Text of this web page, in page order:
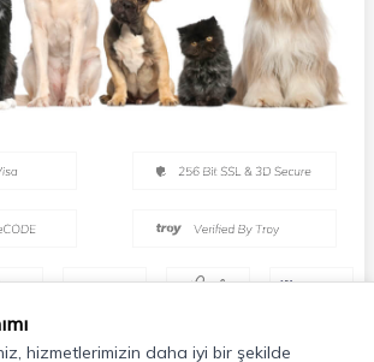
hizmetlerimizin daha iyi bir şekilde